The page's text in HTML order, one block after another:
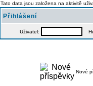
Tato data jsou založena na aktivitě
Přihlášení
Uživatel:
Nové